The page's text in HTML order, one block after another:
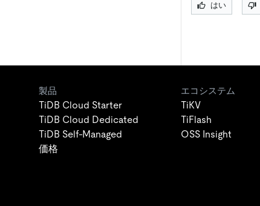
はい
製品
TiDB Cloud Starter
TiDB Cloud Dedicated
TiDB Self-Managed
価格
エコシステム
TiKV
TiFlash
OSS Insight